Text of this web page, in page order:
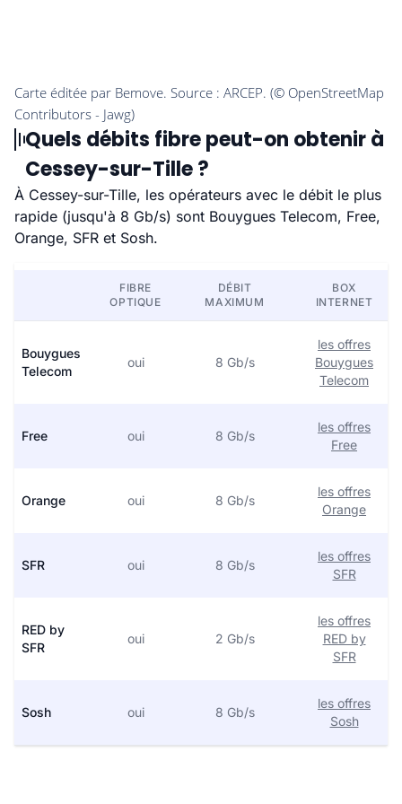
Quels débits fibre peut-on obtenir à
Cessey-sur-Tille ?
À Cessey-sur-Tille, les opérateurs avec le débit le plus
rapide (jusqu'à 8 Gb/s) sont Bouygues Telecom, Free,
Orange, SFR et Sosh.
FIBRE
OPTIQUE
DÉBIT
MAXIMUM
BOX
INTERNET
Bouygues
Telecom
oui 8 Gb/s
les offres
Bouygues
Telecom
Free oui 8 Gb/s
les offres
Free
Orange oui 8 Gb/s
les offres
Orange
SFR oui 8 Gb/s
les offres
SFR
RED by
SFR
oui 2 Gb/s
les offres
RED by
SFR
Sosh oui 8 Gb/s
les offres
Sosh